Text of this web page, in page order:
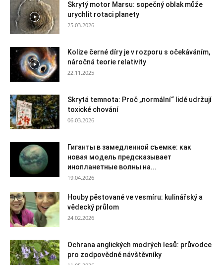
Skrytý motor Marsu: sopečný oblak může
urychlit rotaci planety
25.03.2026
Kolize černé díry je v rozporu s očekáváním,
náročná teorie relativity
22.11.2025
Skrytá temnota: Proč „normální“ lidé udržují
toxické chování
06.03.2026
Гиганты в замедленной съемке: как
новая модель предсказывает
инопланетные волны на...
19.04.2026
Houby pěstované ve vesmíru: kulinářský a
vědecký průlom
24.02.2026
Ochrana anglických modrých lesů: průvodce
pro zodpovědné návštěvníky